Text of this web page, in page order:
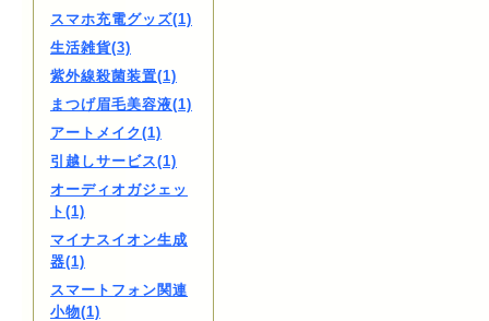
スマホ充電グッズ(1)
生活雑貨(3)
紫外線殺菌装置(1)
まつげ眉毛美容液(1)
アートメイク(1)
引越しサービス(1)
オーディオガジェッ
ト(1)
マイナスイオン生成
器(1)
スマートフォン関連
小物(1)